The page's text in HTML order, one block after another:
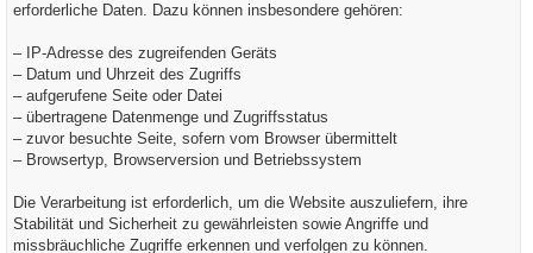
erforderliche Daten. Dazu können insbesondere gehören:
– IP-Adresse des zugreifenden Geräts
– Datum und Uhrzeit des Zugriffs
– aufgerufene Seite oder Datei
– übertragene Datenmenge und Zugriffsstatus
– zuvor besuchte Seite, sofern vom Browser übermittelt
– Browsertyp, Browserversion und Betriebssystem
Die Verarbeitung ist erforderlich, um die Website auszuliefern, ihre
Stabilität und Sicherheit zu gewährleisten sowie Angriffe und
missbräuchliche Zugriffe erkennen und verfolgen zu können.